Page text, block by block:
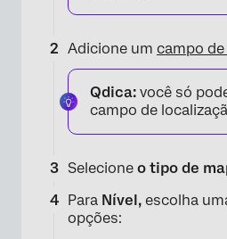
Adicione um campo
Qdica: você só
campo de
Selecione o tipo de
Para Nível, escolha
opções: